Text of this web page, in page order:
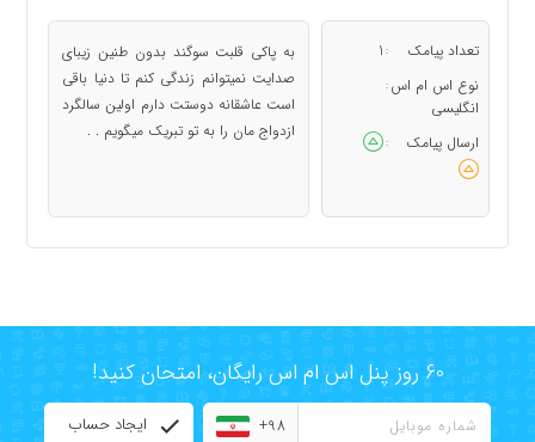
تعداد پیامک :
1
نوع اس ام اس :
انگلیسی
ارسال پیامک
:
به پاکی قلبت سوگند بدون طنین زیبای
صدایت نمیتوانم زندگی کنم تا دنیا باقی
است عاشقانه دوستت دارم اولین سالگرد
ازدواج مان را به تو تبریک میگویم . .
60 روز پنل اس ام اس رایگان، امتحان کنید!
+98 ایجاد حساب